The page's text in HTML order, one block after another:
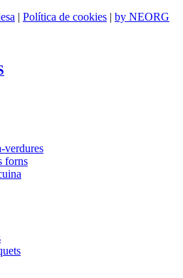
| Política de cookies | by NEORG
verdures
forns